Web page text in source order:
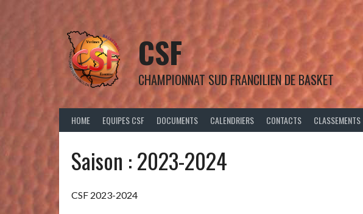
CSF
CHAMPIONNAT SUD FRANCILIEN DE BASKET
HOME EQUIPES CSF DOCUMENTS CALENDRIERS CONTACTS CLASSEMENTS
Saison :2023-2024
CSF 2023-2024